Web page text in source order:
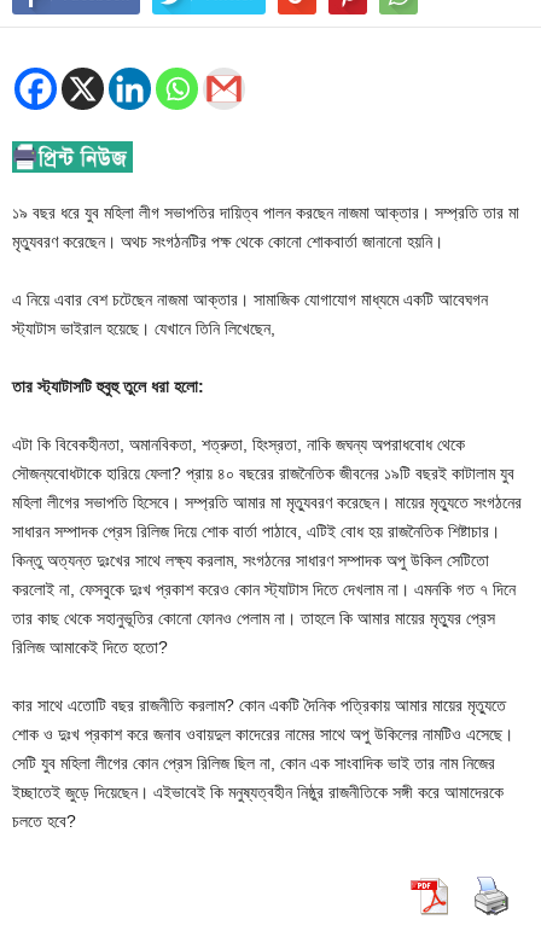
১৯ বছর ধরে যুব মহিলা লীগ সভাপতির দায়িত্ব পালন করছেন নাজমা আক্তার। সম্প্রতি তার মা
মৃত্যুবরণ করেছেন। অথচ সংগঠনটির পক্ষ থেকে কোনো শোকবার্তা জানানো হয়নি।
এ নিয়ে এবার বেশ চটেছেন নাজমা আক্তার। সামাজিক যোগাযোগ মাধ্যমে একটি আবেঘগন
স্ট্যাটাস ভাইরাল হয়েছে। যেখানে তিনি লিখেছেন,
তার স্ট্যাটাসটি হুবুহু তুলে ধরা হলো:
এটা কি বিবেকহীনতা, অমানবিকতা, শত্রুতা, হিংস্রতা, নাকি জঘন্য অপরাধবোধ থেকে
সৌজন্যবোধটাকে হারিয়ে ফেলা? প্রায় ৪০ বছরের রাজনৈতিক জীবনের ১৯টি বছরই কাটালাম যুব
মহিলা লীগের সভাপতি হিসেবে। সম্প্রতি আমার মা মৃত্যুবরণ করেছেন। মায়ের মৃত্যুতে সংগঠনের
সাধারন সম্পাদক প্রেস রিলিজ দিয়ে শোক বার্তা পাঠাবে, এটিই বোধ হয় রাজনৈতিক শিষ্টাচার।
কিন্তু অত্যন্ত দুঃখের সাথে লক্ষ্য করলাম, সংগঠনের সাধারণ সম্পাদক অপু উকিল সেটিতো
করলোই না, ফেসবুকে দুঃখ প্রকাশ করেও কোন স্ট্যাটাস দিতে দেখলাম না। এমনকি গত ৭ দিনে
তার কাছ থেকে সহানুভূতির কোনো ফোনও পেলাম না। তাহলে কি আমার মায়ের মৃত্যুর প্রেস
রিলিজ আমাকেই দিতে হতো?
কার সাথে এতোটি বছর রাজনীতি করলাম? কোন একটি দৈনিক পত্রিকায় আমার মায়ের মৃত্যুতে
শোক ও দুঃখ প্রকাশ করে জনাব ওবায়দুল কাদেরের নামের সাথে অপু উকিলের নামটিও এসেছে।
সেটি যুব মহিলা লীগের কোন প্রেস রিলিজ ছিল না, কোন এক সাংবাদিক ভাই তার নাম নিজের
ইচ্ছাতেই জুড়ে দিয়েছেন। এইভাবেই কি মনুষ্যত্বহীন নিষ্ঠুর রাজনীতিকে সঙ্গী করে আমাদেরকে
চলতে হবে?